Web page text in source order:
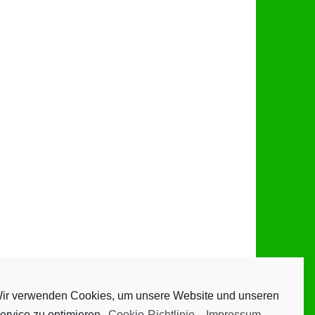
verwenden Cookies, um unsere Website und unseren